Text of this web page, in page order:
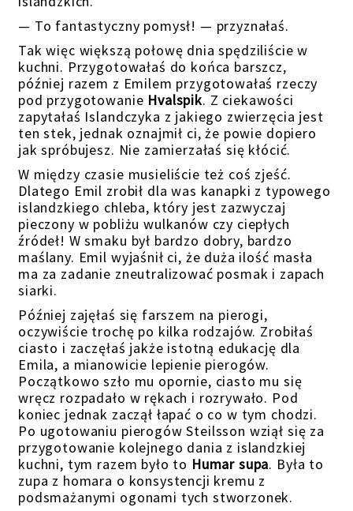
— To fantastyczny pomysł! — przyznałaś.
Tak więc większą połowę dnia spędziliście w
kuchni. Przygotowałaś do końca barszcz,
później razem z Emilem przygotowałaś rzeczy
pod przygotowanie Hvalspik. Z ciekawości
zapytałaś Islandczyka z jakiego zwierzęcia jest
ten stek, jednak oznajmił ci, że powie dopiero
jak spróbujesz. Nie zamierzałaś się kłócić.
W między czasie musieliście też coś zjeść.
Dlatego Emil zrobił dla was kanapki z typowego
islandzkiego chleba, który jest zazwyczaj
pieczony w pobliżu wulkanów czy ciepłych
źródeł! W smaku był bardzo dobry, bardzo
maślany. Emil wyjaśnił ci, że duża ilość masła
ma za zadanie zneutralizować posmak i zapach
siarki.
Później zajęłaś się farszem na pierogi,
oczywiście trochę po kilka rodzajów. Zrobiłaś
ciasto i zaczęłaś jakże istotną edukację dla
Emila, a mianowicie lepienie pierogów.
Początkowo szło mu opornie, ciasto mu się
wręcz rozpadało w rękach i rozrywało. Pod
koniec jednak zaczął łapać o co w tym chodzi.
Po ugotowaniu pierogów Steilsson wziął się za
przygotowanie kolejnego dania z islandzkiej
kuchni, tym razem było to Humar supa. Była to
zupa z homara o konsystencji kremu z
podsmażanymi ogonami tych stworzonek.